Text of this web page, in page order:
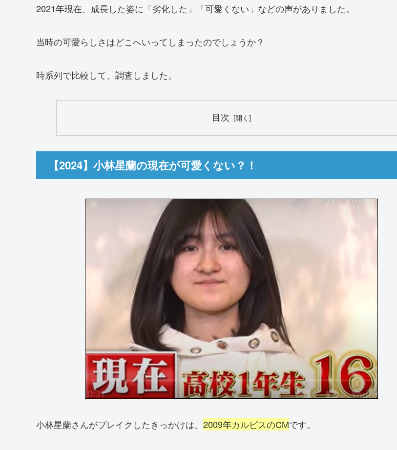
2021年現在、成長した姿に「劣化した」「可愛くない」などの声がありました。
当時の可愛らしさはどこへいってしまったのでしょうか？
時系列で比較して、調査しました。
目次
【2024】小林星蘭の現在が可愛くない？！
小林星蘭さんがブレイクしたきっかけは、 2009年カルピスのCMです。